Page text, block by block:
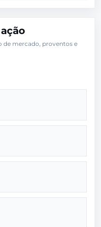
de mercado, proventos e